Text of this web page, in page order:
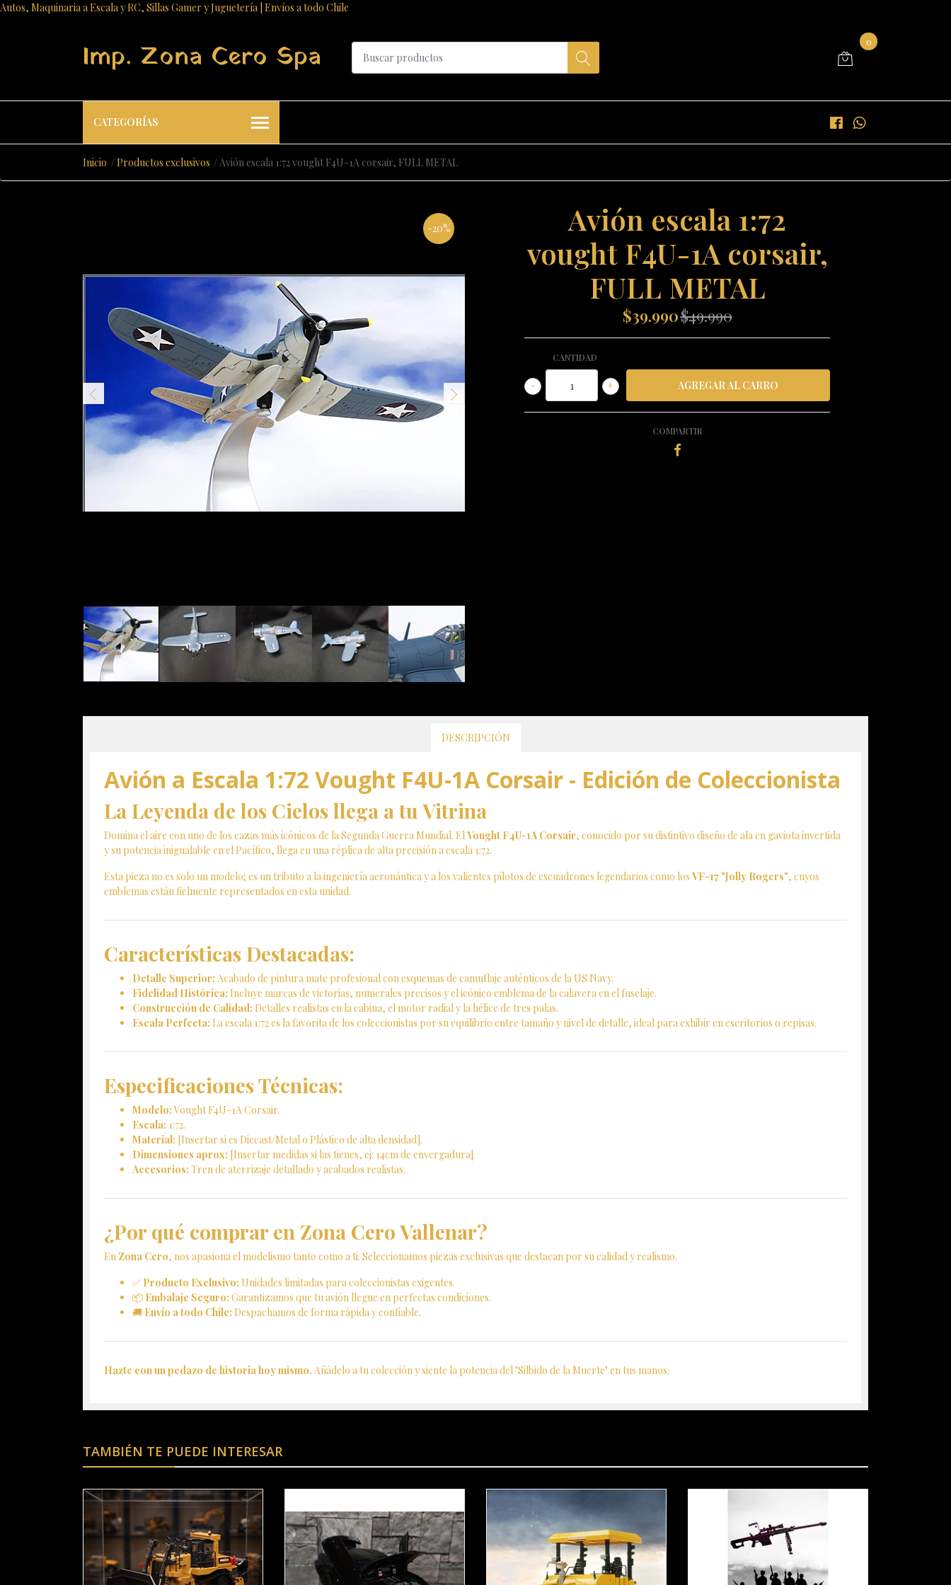
Autos, Maquinaria a Escala y RC, Sillas Gamer y Juguetería | Envíos a todo Chile
Imp. Zona Cero Spa 0
CATEGORÍAS
Inicio Productos exclusivos Avión escala 1:72 vought F4U-1A corsair, FULL METAL
-20%
Avión escala 1:72
vought F4U-1A corsair,
FULL METAL
$39.990$49.990
CANTIDAD
+
-
COMPARTIR
DESCRIPCIÓN
Avión a Escala 1:72 Vought F4U-1A Corsair - Edición de Coleccionista
La Leyenda de los Cielos llega a tu Vitrina
Domina el aire con uno de los cazas más icónicos de la Segunda Guerra Mundial. ElVought F4U-1A Corsair, conocido por su distintivo diseño de ala en gaviota invertida
y su potencia inigualable en el Pacífico, llega en una réplica de alta precisión a escala 1:72.
Esta pieza no es solo un modelo; es un tributo a la ingeniería aeronáutica y a los valientes pilotos de escuadrones legendarios como los VF-17 "Jolly Rogers", cuyos
emblemas están fielmente representados en esta unidad.
Características Destacadas:
Detalle Superior: Acabado de pintura mate profesional con esquemas de camuflaje auténticos de la US Navy.
Fidelidad Histórica: Incluye marcas de victorias, numerales precisos y el icónico emblema de la calavera en el fuselaje.
Construcción de Calidad: Detalles realistas en la cabina, el motor radial y la hélice de tres palas.
Escala Perfecta: La escala 1:72 es la favorita de los coleccionistas por su equilibrio entre tamaño y nivel de detalle, ideal para exhibir en escritorios o repisas.
Especificaciones Técnicas:
Modelo:Vought F4U-1A Corsair.
Escala: 1:72.
Material: [Insertar si es Diecast/Metal o Plástico de alta densidad].
Dimensiones aprox: [Insertar medidas si las tienes, ej: 14cm de envergadura].
Accesorios: Tren de aterrizaje detallado y acabados realistas.
¿Por qué comprar en Zona Cero Vallenar?
En Zona Cero, nos apasiona el modelismo tanto como a ti. Seleccionamos piezas exclusivas que destacan por su calidad y realismo.
✅ Producto Exclusivo: Unidades limitadas para coleccionistas exigentes.
📦 Embalaje Seguro: Garantizamos que tu avión llegue en perfectas condiciones.
🚚 Envío a todo Chile: Despachamos de forma rápida y confiable.
Hazte con un pedazo de historia hoy mismo. Añádelo a tu colección y siente la potencia del "Silbido de la Muerte" en tus manos.
TAMBIÉN TE PUEDE INTERESAR